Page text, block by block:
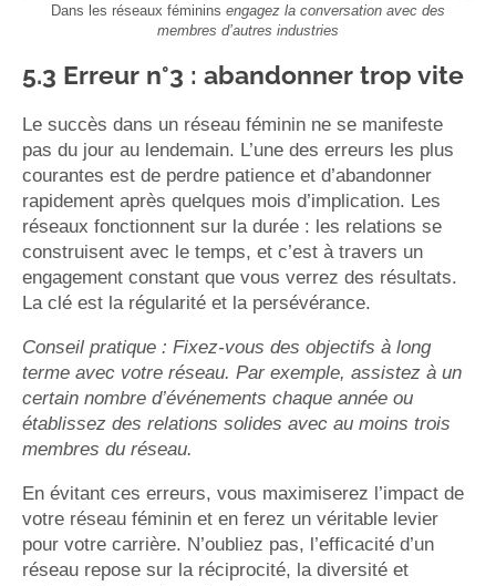
Dans les réseaux féminins engagez la conversation avec des
membres d’autres industries
5.3 Erreur n°3 : abandonner trop vite
Le succès dans un réseau féminin ne se manifeste
pas du jour au lendemain. L’une des erreurs les plus
courantes est de perdre patience et d’abandonner
rapidement après quelques mois d’implication. Les
réseaux fonctionnent sur la durée : les relations se
construisent avec le temps, et c’est à travers un
engagement constant que vous verrez des résultats.
La clé est la régularité et la persévérance.
Conseil pratique : Fixez-vous des objectifs à long
terme avec votre réseau. Par exemple, assistez à un
certain nombre d’événements chaque année ou
établissez des relations solides avec au moins trois
membres du réseau.
En évitant ces erreurs, vous maximiserez l’impact de
votre réseau féminin et en ferez un véritable levier
pour votre carrière. N’oubliez pas, l’efficacité d’un
réseau repose sur la réciprocité, la diversité et